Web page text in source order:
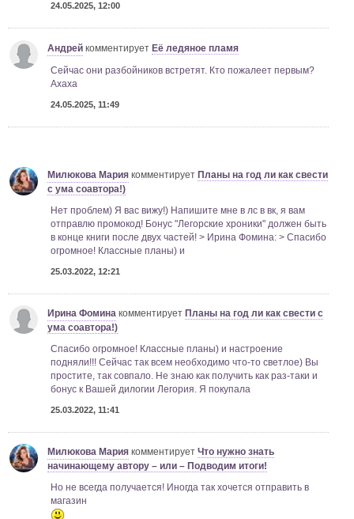
24.05.2025, 12:00
Андрей комментирует Её ледяное пламя
Сейчас они разбойников встретят. Кто пожалеет первым?
Ахаха
24.05.2025, 11:49
Милюкова Мария комментирует Планы на год ли как свести
с ума соавтора!)
Нет проблем) Я вас вижу!) Напишите мне в лс в вк, я вам
отправлю промокод! Бонус "Легорские хроники" должен быть
в конце книги после двух частей! > Ирина Фомина: > Спасибо
огромное! Классные планы) и
25.03.2022, 12:21
Ирина Фомина комментирует Планы на год ли как свести с
ума соавтора!)
Спасибо огромное! Классные планы) и настроение
подняли!!! Сейчас так всем необходимо что-то светлое) Вы
простите, так совпало. Не знаю как получить как раз-таки и
бонус к Вашей дилогии Легория. Я покупала
25.03.2022, 11:41
Милюкова Мария комментируетЧто нужно знать
начинающему автору – или – Подводим итоги!
Но не всегда получается! Иногда так хочется отправить в
магазин